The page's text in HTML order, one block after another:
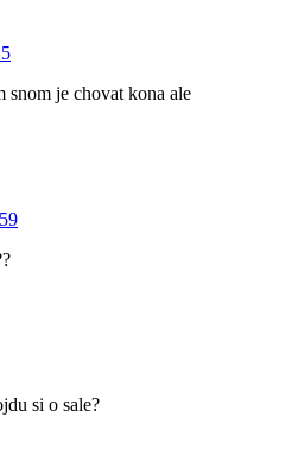
snom je chovat kona ale
si o sale?